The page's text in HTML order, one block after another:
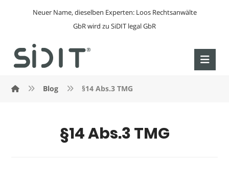
Neuer Name, dieselben Experten: Loos Rechtsanwälte
GbR wird zu SiDIT legal GbR
Blog §14 Abs.3 TMG
§14 Abs.3 TMG